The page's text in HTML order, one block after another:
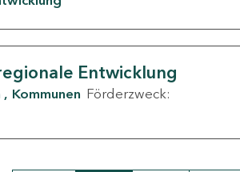
Entwicklung
Kommunen Förderzweck: